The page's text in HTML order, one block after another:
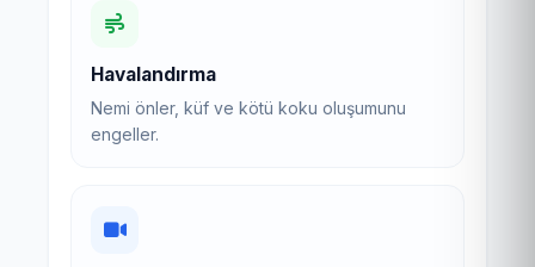
Havalandırma
Nemi önler, küf ve kötü koku oluşumunu
engeller.